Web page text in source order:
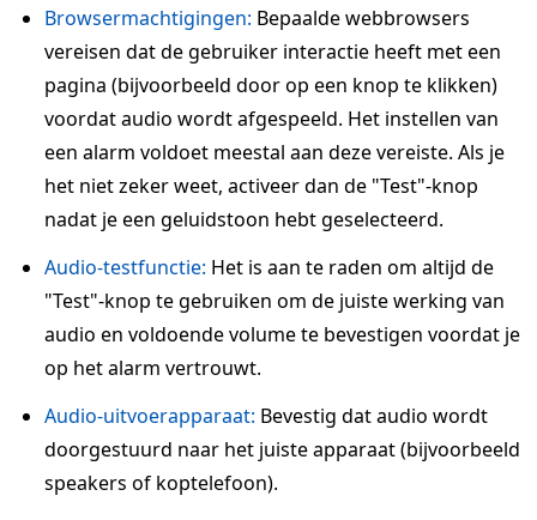
Browsermachtigingen: Bepaalde webbrowsers
vereisen dat de gebruiker interactie heeft met een
pagina (bijvoorbeeld door op een knop te klikken)
voordat audio wordt afgespeeld. Het instellen van
een alarm voldoet meestal aan deze vereiste. Als je
het niet zeker weet, activeer dan de "Test"-knop
nadat je een geluidstoon hebt geselecteerd.
Audio-testfunctie: Het is aan te raden om altijd de
"Test"-knop te gebruiken om de juiste werking van
audio en voldoende volume te bevestigen voordat je
op het alarm vertrouwt.
Audio-uitvoerapparaat: Bevestig dat audio wordt
doorgestuurd naar het juiste apparaat (bijvoorbeeld
speakers of koptelefoon).